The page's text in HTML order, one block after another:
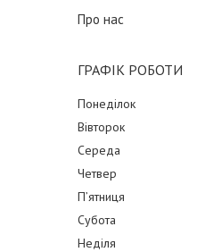
Про нас
ГРАФІК РОБОТИ
Понеділок
Вівторок
Середа
Четвер
Пʼятниця
Субота
Неділя